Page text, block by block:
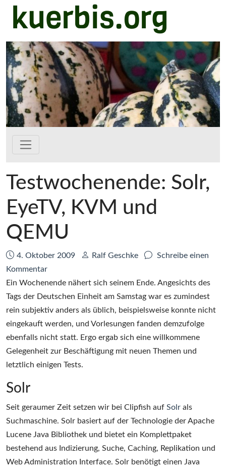
Zum Hauptinhalt springen
kuerbis.org
Testwochenende: Solr,
EyeTV, KVM und
QEMU
Datum:
4. Oktober 2009 Autor:
Ralf Geschke
Schreibe einen
Kommentarzu
Testwochenende:
Solr,
EyeTV,
KVM
und
QEMU
Ein Wochenende nähert sich seinem Ende. Angesichts des
Tags der Deutschen Einheit am Samstag war es zumindest
rein subjektiv anders als üblich, beispielsweise konnte nicht
eingekauft werden, und Vorlesungen fanden demzufolge
ebenfalls nicht statt. Ergo ergab sich eine willkommene
Gelegenheit zur Beschäftigung mit neuen Themen und
letztlich einigen Tests.
Solr
Seit geraumer Zeit setzen wir bei Clipfish auf Solr als
Suchmaschine. Solr basiert auf der Technologie der Apache
Lucene Java Bibliothek und bietet ein Komplettpaket
bestehend aus Indizierung, Suche, Caching, Replikation und
Web Administration Interface. Solr benötigt einen Java